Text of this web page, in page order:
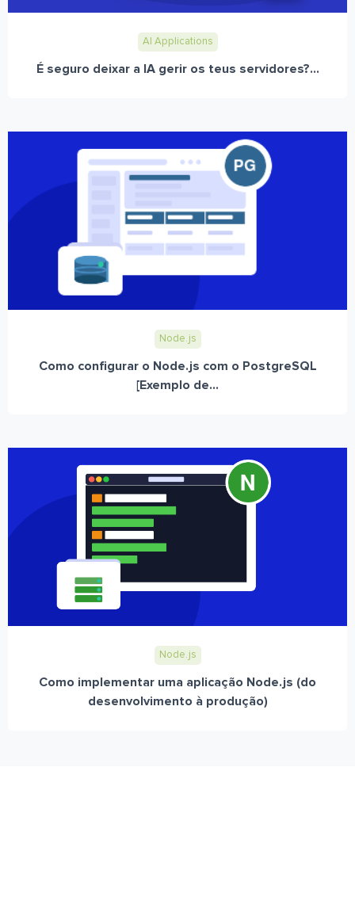
AI Applications
É seguro deixar a IA gerir os teus servidores?...
Node.js
Como configurar o Node.js com o PostgreSQL
[Exemplo de...
Node.js
Como implementar uma aplicação Node.js (do
desenvolvimento à produção)